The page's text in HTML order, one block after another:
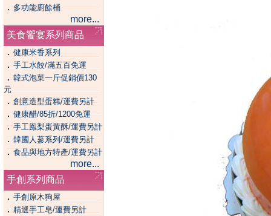
．多功能廚餘桶
more...
美食饗宴系列商品
． 健康米香系列
． 手工水餃/滿五百免運
． 韓式泡菜一斤促銷價130
元
．創意造型蛋糕/運費另計
．健康醋/85折/1200免運
．手工鳯梨蛋黃酥/運費另計
．韓國人蔘系列/運費另計
．食品與地方特產/運費另計
more...
手創系列商品
． 手創原木狗屋
． 精選手工皂/運費另計